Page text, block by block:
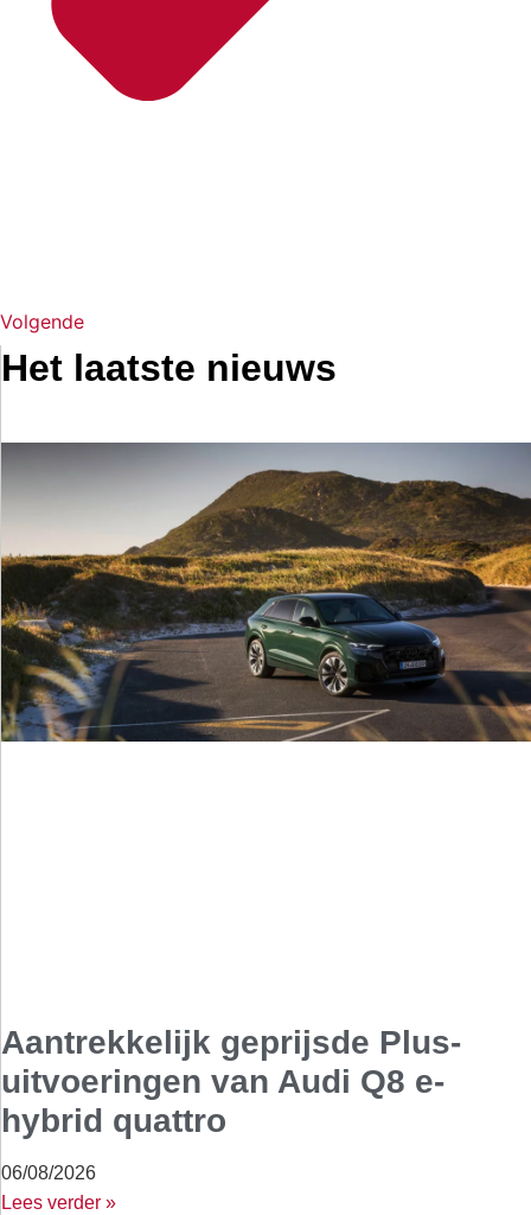
Volgende
Het laatste nieuws
Aantrekkelijk geprijsde Plus-
uitvoeringen van Audi Q8 e-
hybrid quattro
06/08/2026
Lees verder »